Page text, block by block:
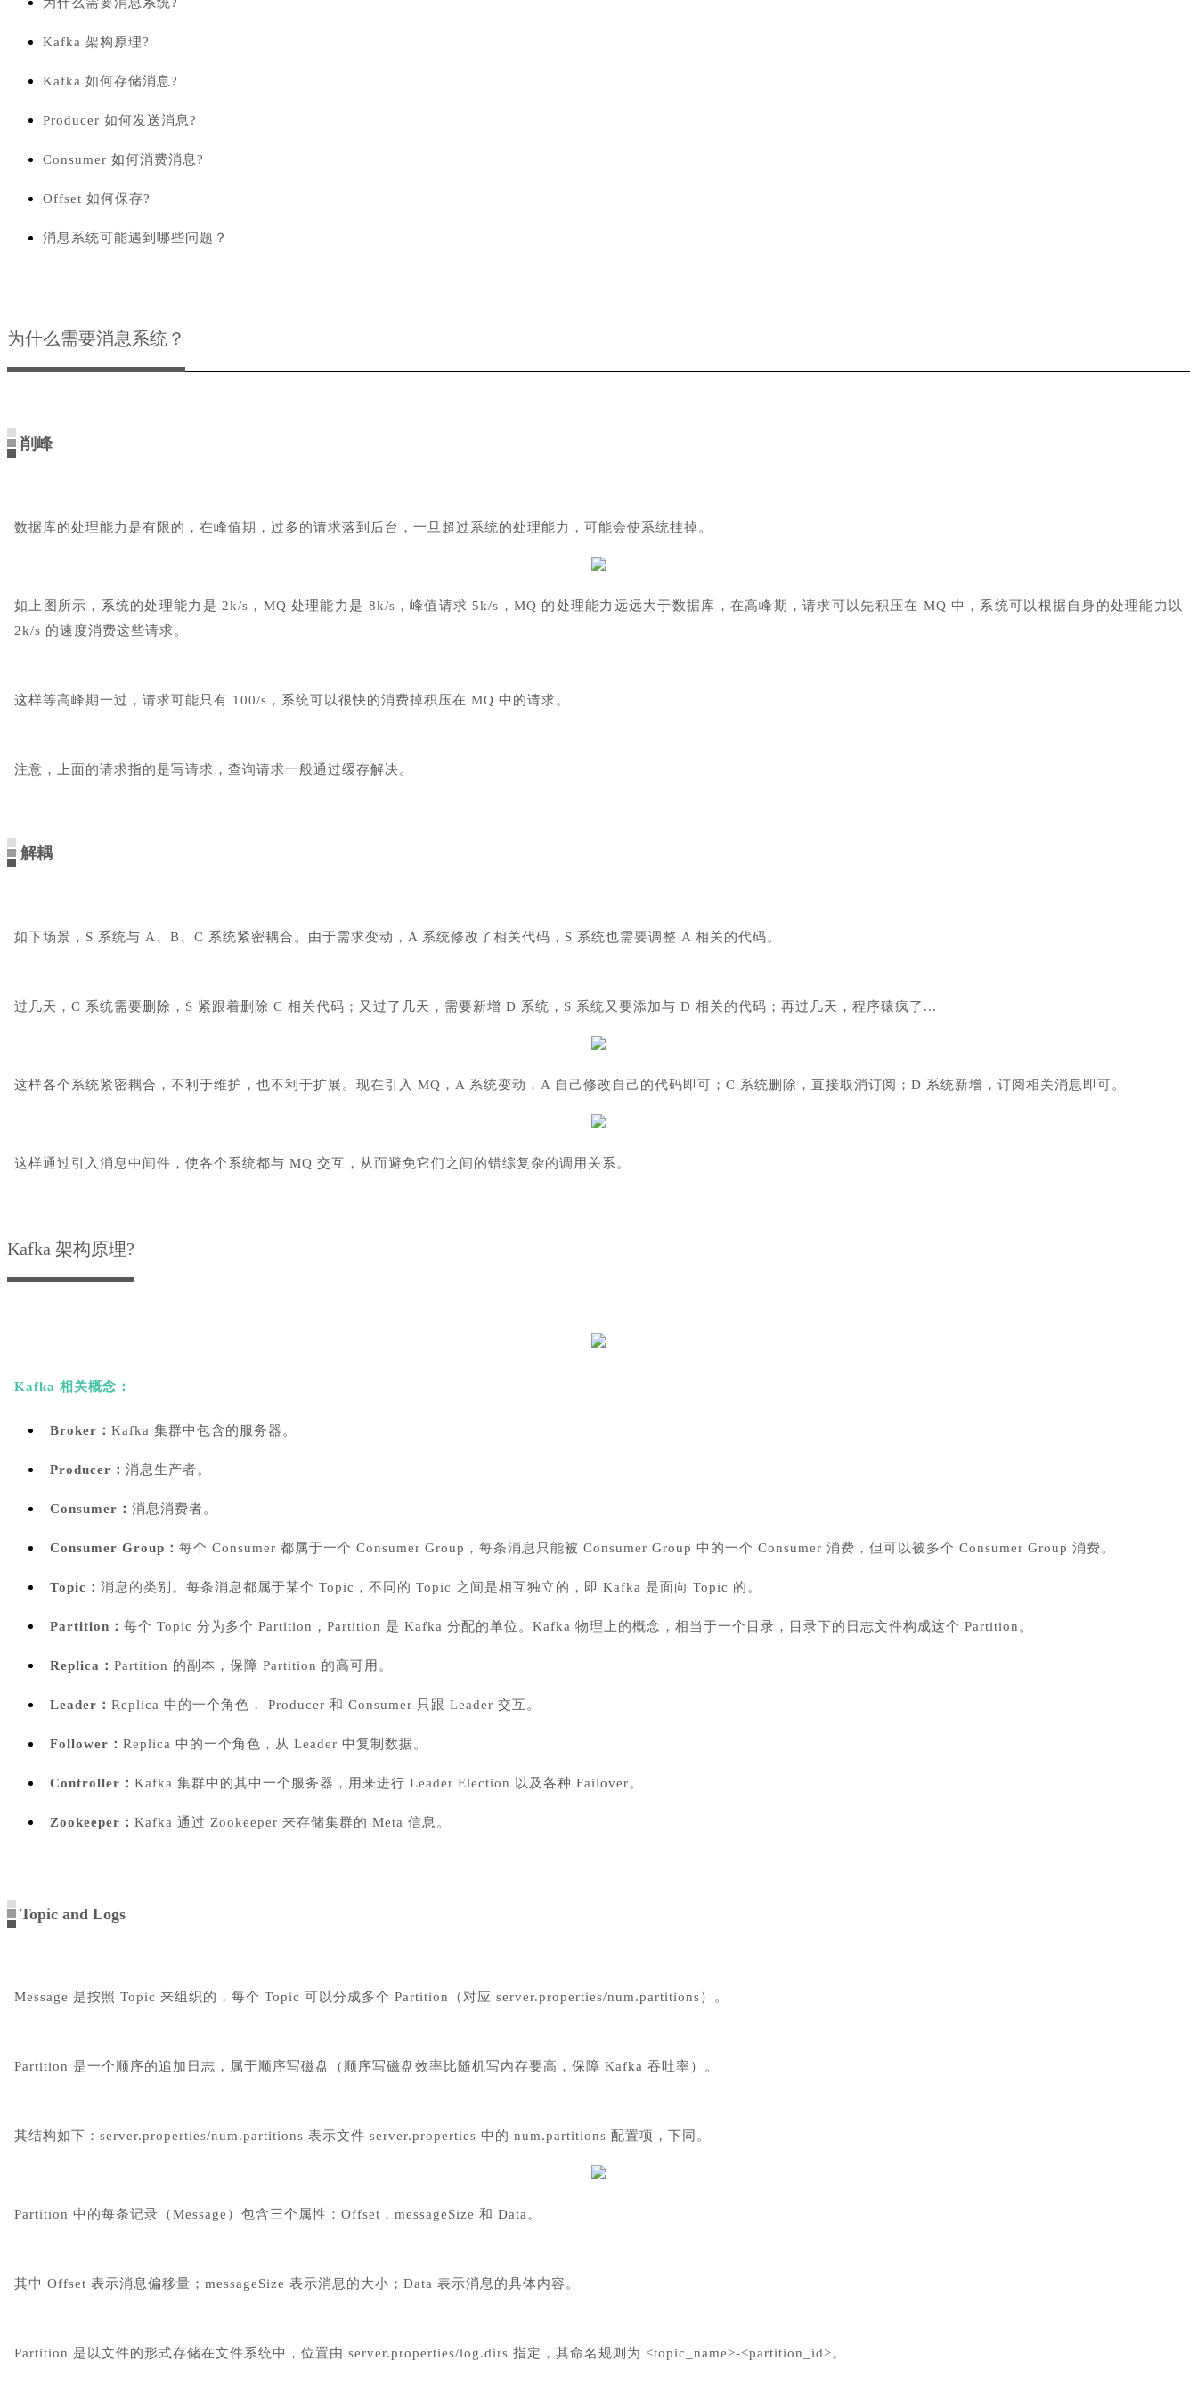
Kafka 架构原理?
Kafka 如何存储消息?
Producer 如何发送消息?
Consumer 如何消费消息?
Offset 如何保存?
消息系统可能遇到哪些问题？
为什么需要消息系统？
削峰
数据库的处理能力是有限的，在峰值期，过多的请求落到后台，一旦超过系统的处理能力，可能会使系统挂掉。
如上图所示，系统的处理能力是 2k/s，MQ 处理能力是 8k/s，峰值请求 5k/s，MQ 的处理能力远远大于数据库，在高峰期，请求可以先积压在 MQ 中，系统可以根据自身的处理能力以
2k/s 的速度消费这些请求。
这样等高峰期一过，请求可能只有 100/s，系统可以很快的消费掉积压在 MQ 中的请求。
注意，上面的请求指的是写请求，查询请求一般通过缓存解决。
解耦
如下场景，S 系统与 A、B、C 系统紧密耦合。由于需求变动，A 系统修改了相关代码，S 系统也需要调整 A 相关的代码。
过几天，C 系统需要删除，S 紧跟着删除 C 相关代码；又过了几天，需要新增 D 系统，S 系统又要添加与 D 相关的代码；再过几天，程序猿疯了...
这样各个系统紧密耦合，不利于维护，也不利于扩展。现在引入 MQ，A 系统变动，A 自己修改自己的代码即可；C 系统删除，直接取消订阅；D 系统新增，订阅相关消息即可。
这样通过引入消息中间件，使各个系统都与 MQ 交互，从而避免它们之间的错综复杂的调用关系。
Kafka 架构原理?
Kafka 相关概念：
Broker： Kafka 集群中包含的服务器。
Producer： 消息生产者。
Consumer： 消息消费者。
Consumer Group： 每个 Consumer 都属于一个 Consumer Group，每条消息只能被 Consumer Group 中的一个 Consumer 消费，但可以被多个 Consumer Group 消费。
Topic： 消息的类别。每条消息都属于某个 Topic，不同的 Topic 之间是相互独立的，即 Kafka 是面向 Topic 的。
Partition： 每个 Topic 分为多个 Partition，Partition 是 Kafka 分配的单位。Kafka 物理上的概念，相当于一个目录，目录下的日志文件构成这个 Partition。
Replica： Partition 的副本，保障 Partition 的高可用。
Leader： Replica 中的一个角色， Producer 和 Consumer 只跟 Leader 交互。
Follower： Replica 中的一个角色，从 Leader 中复制数据。
Controller： Kafka 集群中的其中一个服务器，用来进行 Leader Election 以及各种 Failover。
Zookeeper： Kafka 通过 Zookeeper 来存储集群的 Meta 信息。
Topic and Logs
Message 是按照 Topic 来组织的，每个 Topic 可以分成多个 Partition（对应 server.properties/num.partitions）。
Partition 是一个顺序的追加日志，属于顺序写磁盘（顺序写磁盘效率比随机写内存要高，保障 Kafka 吞吐率）。
其结构如下：server.properties/num.partitions 表示文件 server.properties 中的 num.partitions 配置项，下同。
Partition 中的每条记录（Message）包含三个属性：Offset，messageSize 和 Data。
其中 Offset 表示消息偏移量；messageSize 表示消息的大小；Data 表示消息的具体内容。
Partition 是以文件的形式存储在文件系统中，位置由 server.properties/log.dirs 指定，其命名规则为 <topic_name>-<partition_id>。